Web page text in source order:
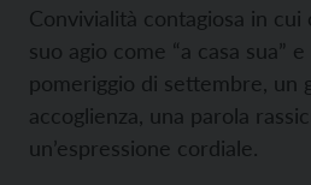
Convivialità contagiosa in cui
suo agio come “a casa sua”
pomeriggio di settembre, un
accoglienza, una parola
un’espressione cordiale.